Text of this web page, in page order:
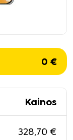
0 €
Kainos
328,70 €